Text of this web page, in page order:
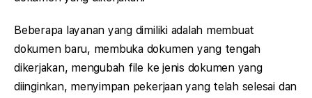
Beberapa layanan yang dimiliki adalah membuat
dokumen baru, membuka dokumen yang tengah
dikerjakan, mengubah file ke jenis dokumen yang
diinginkan, menyimpan pekerjaan yang telah selesai dan